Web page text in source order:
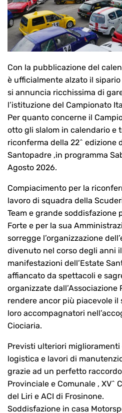
Con la pubblicazione del
è ufficialmente alzato il
si annuncia ricchissima di
l’istituzione del Campionato
Per quanto concerne il
otto gli slalom in calendario e
riconferma della 22^ edizione
Santopadre ,in programma
Agosto 2026.
Compiacimento per la
lavoro di squadra della
Team e grande soddisfazione
Forte e per la sua
sorregge l’organizzazione
divenuto nel corso degli anni il
manifestazioni dell’Estate
affiancato da spettacoli e
organizzate dall’Associazione
rendere ancor più piacevole il
loro accompagnatori
Ciociaria.
Previsti ulteriori
logistica e lavori di
grazie ad un perfetto
Provinciale e Comunale , XV^
del Liri e ACI di Frosinone.
Soddisfazione in casa